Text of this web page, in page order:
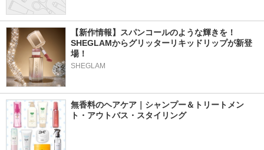
【新作情報】スパンコールのような輝きを！
SHEGLAMからグリッターリキッドリップが新登
場！
SHEGLAM
無香料のヘアケア｜シャンプー＆トリートメン
ト・アウトバス・スタイリング